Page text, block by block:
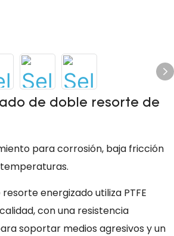
de doble resorte de
para corrosión, baja fricción
energizado utiliza PTFE
con una resistencia
soportar medios agresivos y un